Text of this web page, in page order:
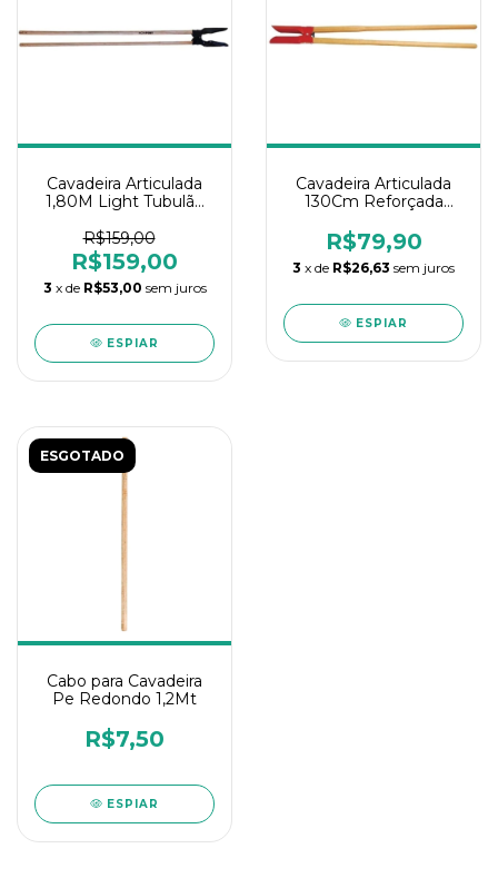
Cavadeira Articulada
1,80M Light Tubulão
R$159,00
R$159,00
3 x de R$53,00 sem juros
ESPIAR
Cavadeira Articulada
130Cm Reforçada
R$79,90
3 x de R$26,63 sem juros
ESPIAR
ESGOTADO
Cabo para Cavadeira
Pe Redondo 1,2Mt
R$7,50
ESPIAR